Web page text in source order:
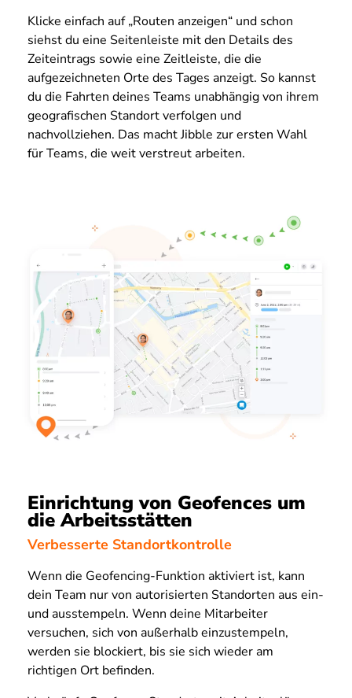
Klicke einfach auf „Routen anzeigen“ und schon
siehst du eine Seitenleiste mit den Details des
Zeiteintrags sowie eine Zeitleiste, die die
aufgezeichneten Orte des Tages anzeigt. So kannst
du die Fahrten deines Teams unabhängig von ihrem
geografischen Standort verfolgen und
nachvollziehen. Das macht Jibble zur ersten Wahl
für Teams, die weit verstreut arbeiten.
Einrichtung von Geofences um
die Arbeitsstätten
Verbesserte Standortkontrolle
Wenn die Geofencing-Funktion aktiviert ist, kann
dein Team nur von autorisierten Standorten aus ein-
und ausstempeln. Wenn deine Mitarbeiter
versuchen, sich von außerhalb einzustempeln,
werden sie blockiert, bis sie sich wieder am
richtigen Ort befinden.